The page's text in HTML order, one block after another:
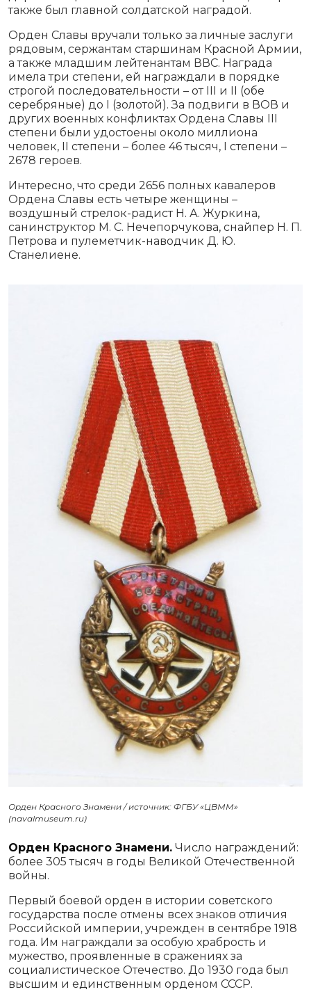
также был главной солдатской наградой.
Орден Славы вручали только за личные заслуги
рядовым, сержантам старшинам Красной Армии,
а также младшим лейтенантам ВВС. Награда
имела три степени, ей награждали в порядке
строгой последовательности – от III и II (обе
серебряные) до I (золотой). За подвиги в ВОВ и
других военных конфликтах Ордена Славы III
степени были удостоены около миллиона
человек, II степени – более 46 тысяч, I степени –
2678 героев.
Интересно, что среди 2656 полных кавалеров
Ордена Славы есть четыре женщины –
воздушный стрелок-радист Н. А. Журкина,
санинструктор М. С. Нечепорчукова, снайпер Н. П.
Петрова и пулеметчик-наводчик Д. Ю.
Станелиене.
Орден Красного Знамени / источник: ФГБУ «ЦВММ»
(navalmuseum.ru)
Орден Красного Знамени. Число награждений:
более 305 тысяч в годы Великой Отечественной
войны.
Первый боевой орден в истории советского
государства после отмены всех знаков отличия
Российской империи, учрежден в сентябре 1918
года. Им награждали за особую храбрость и
мужество, проявленные в сражениях за
социалистическое Отечество. До 1930 года был
высшим и единственным орденом СССР.